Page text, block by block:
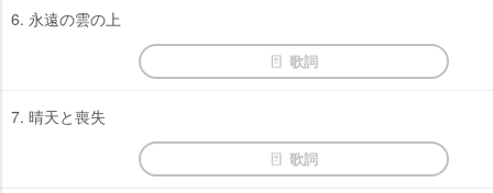
6. 永遠の雲の上
歌詞
7. 晴天と喪失
歌詞